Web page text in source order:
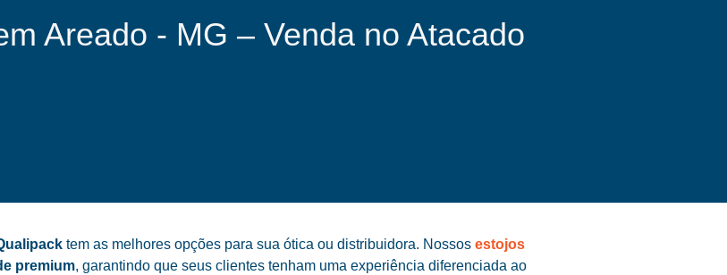
Areado - MG – Venda no Atacado
tem as melhores opções para sua ótica ou distribuidora. Nossos estojos
premium, garantindo que seus clientes tenham uma experiência diferenciada ao